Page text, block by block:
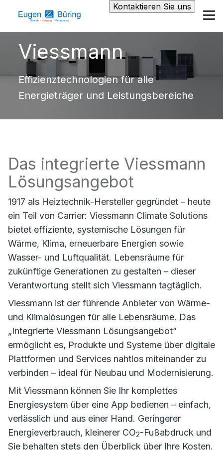
Kontaktieren Sie uns
Viessmann
Effizienztechnologien für alle
Energieträger und Leistungsbereiche
Das integrierte Viessmann
Lösungsangebot
1917 als Heiztechnik-Hersteller gegründet – heute
ein Teil von Carrier: Viessmann Climate Solutions
bietet effiziente, systemische Lösungen für
Wärme, Klima, erneuerbare Energien sowie
Wasser- und Luftqualität. Lebensräume für
zukünftige Generationen zu gestalten – dieser
Verantwortung stellt sich Viessmann tagtäglich.
Viessmann ist der führende Anbieter von Wärme-
und Klimalösungen für alle Lebensräume. Das
„Integrierte Viessmann Lösungsangebot”
ermöglicht es, Produkte und Systeme über digitale
Plattformen und Services nahtlos miteinander zu
verbinden – ideal für Neubau und Modernisierung.
Mit Viessmann können Sie Ihr komplettes
Energiesystem über eine App bedienen – einfach,
verlässlich und aus einer Hand. Geringerer
Energieverbrauch, kleinerer CO2-Fußabdruck und
Sie behalten stets den Überblick über Ihre Kosten.